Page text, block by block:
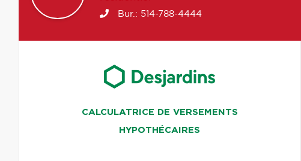
Bur.: 514-788-4444
CALCULATRICE DE VERSEMENTS
HYPOTHÉCAIRES